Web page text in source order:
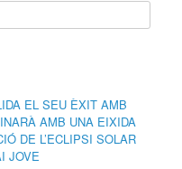
EL SEU ÈXIT AMB
AMB UNA EIXIDA
DE L’ECLIPSI SOLAR
JOVE